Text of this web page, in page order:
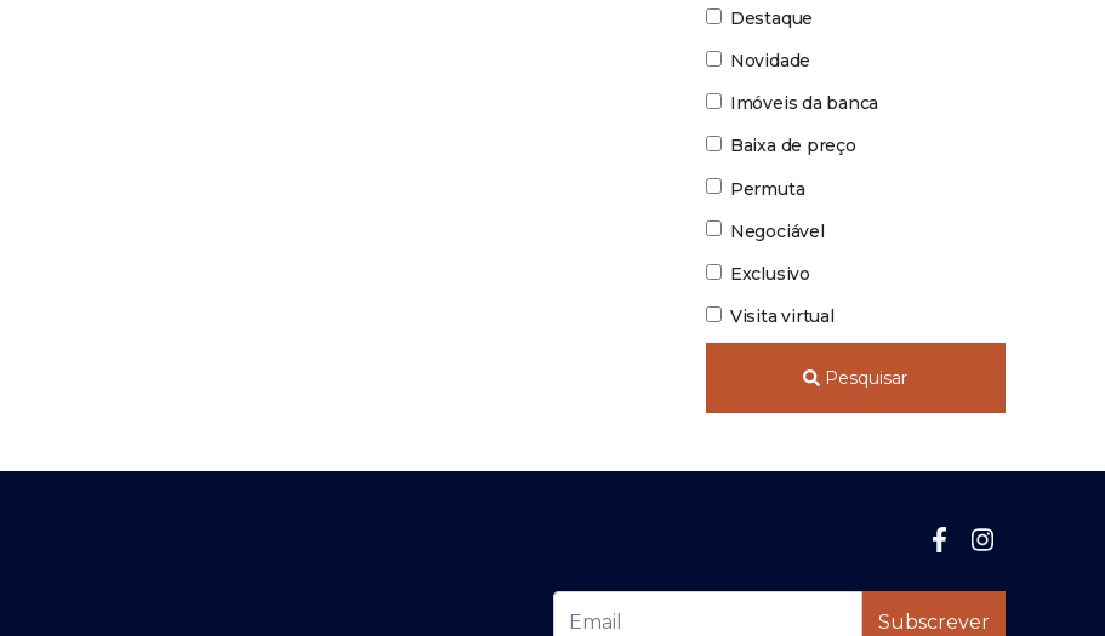
Destaque
Novidade
Imóveis da banca
Baixa de preço
Permuta
Negociável
Exclusivo
Visita virtual
Pesquisar
Subscrever